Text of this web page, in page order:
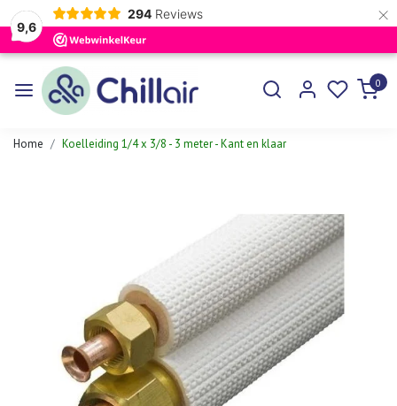
9,6
294 Reviews ×
0
Home Koelleiding 1/4 x 3/8 - 3 meter - Kant en klaar